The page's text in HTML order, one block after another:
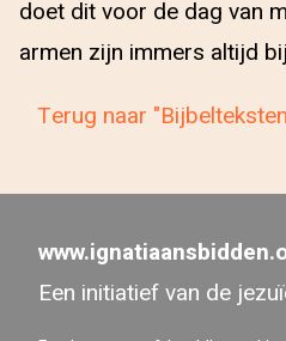
doet dit voor de dag van
armen zijn immers altijd
Terug naar
Een initiatief van de